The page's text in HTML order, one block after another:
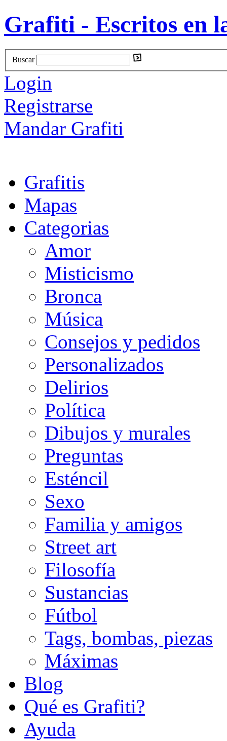
Grafiti - Escritos en
Buscar
Login
Registrarse
Mandar Grafiti
Grafitis
Mapas
Categorias
Amor
Misticismo
Bronca
Música
Consejos y pedidos
Personalizados
Delirios
Política
Dibujos y murales
Preguntas
Esténcil
Sexo
Familia y amigos
Street art
Filosofía
Sustancias
Fútbol
Tags, bombas, piezas
Máximas
Blog
Qué es Grafiti?
Ayuda